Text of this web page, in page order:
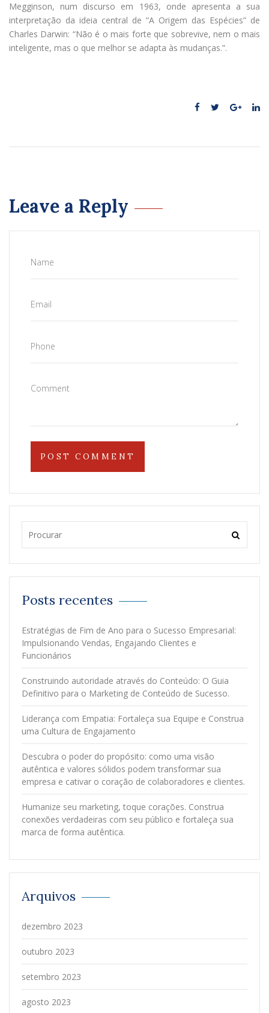
Megginson, num discurso em 1963, onde apresenta a sua
interpretação da ideia central de “A Origem das Espécies” de
Charles Darwin: “Não é o mais forte que sobrevive, nem o mais
inteligente, mas o que melhor se adapta às mudanças.”.
Leave a Reply
Name
Email
Phone
Comment
Posts recentes
Estratégias de Fim de Ano para o Sucesso Empresarial:
Impulsionando Vendas, Engajando Clientes e
Funcionários
Construindo autoridade através do Conteúdo: O Guia
Definitivo para o Marketing de Conteúdo de Sucesso.
Liderança com Empatia: Fortaleça sua Equipe e Construa
uma Cultura de Engajamento
Descubra o poder do propósito: como uma visão
autêntica e valores sólidos podem transformar sua
empresa e cativar o coração de colaboradores e clientes.
Humanize seu marketing, toque corações. Construa
conexões verdadeiras com seu público e fortaleça sua
marca de forma autêntica.
Arquivos
dezembro 2023
outubro 2023
setembro 2023
agosto 2023